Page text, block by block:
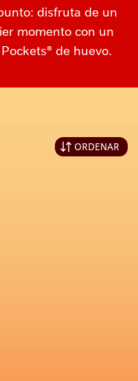
disfruta de un
momento con un
de huevo.
ORDENAR